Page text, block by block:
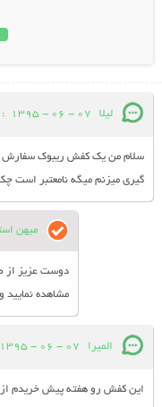
لیلا 07 - 06 - 1395
:
گیری میزنم میگه نامعتبر است
میهن
دوست عزیز از
مشاهده
المیرا 07 - 06 - 1395
این کفش رو هفته پیش خریدم از